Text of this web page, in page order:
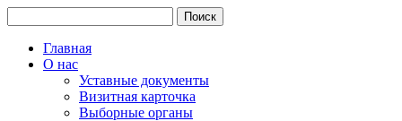
Главная
О нас
Уставные документы
Визитная карточка
Выборные органы